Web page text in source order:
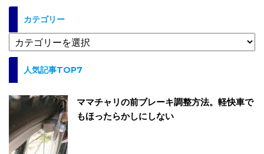
カテゴリー
テ
人気記事TOP7
ママチャリの前ブレーキ調整方法。軽快車で
もほったらかしにしない